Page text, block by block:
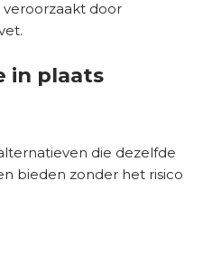
door
in plaats
die dezelfde
bieden zonder het risico